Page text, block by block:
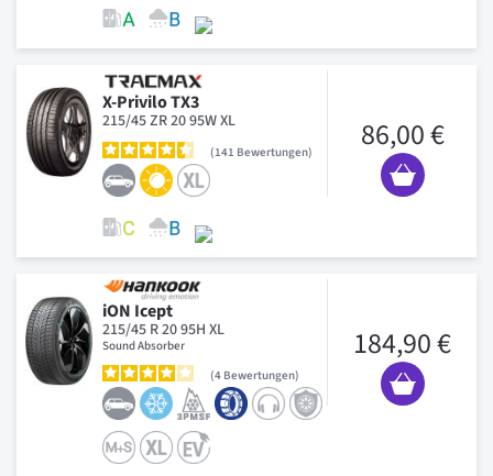
X-Privilo TX3
215/45 ZR 20 95W XL
141 Bewertungen 86,00 €
iON Icept
215/45 R 20 95H XL
Sound Absorber
4 Bewertungen
184,90 €